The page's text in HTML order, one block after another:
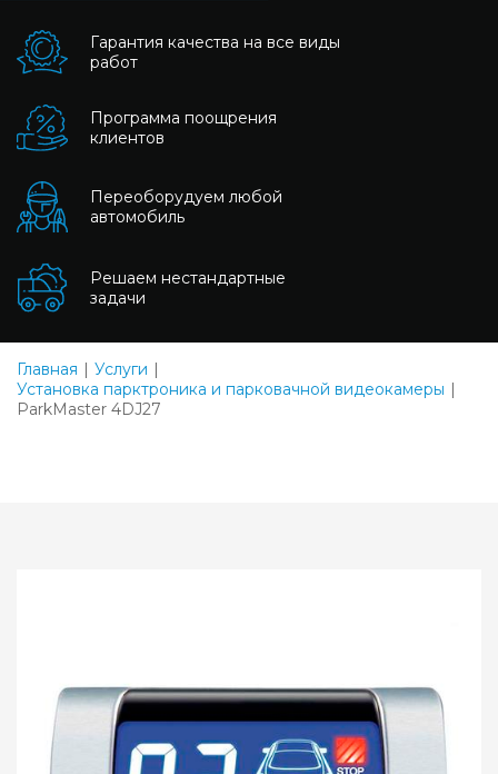
Гарантия качества на все виды
работ
Программа поощрения
клиентов
Переоборудуем любой
автомобиль
Решаем нестандартные
задачи
Главная
Услуги
Установка парктроника и парковачной видеокамеры
ParkMaster 4DJ27